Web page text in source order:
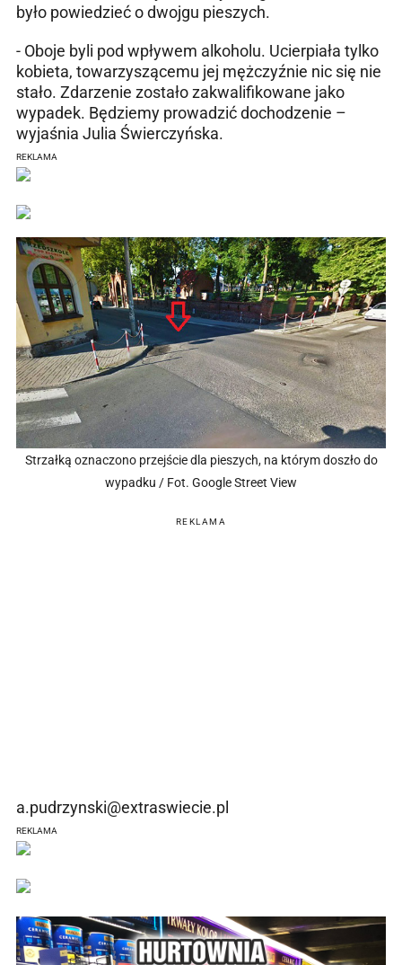
było powiedzieć o dwojgu pieszych.
- Oboje byli pod wpływem alkoholu. Ucierpiała tylko
kobieta, towarzyszącemu jej mężczyźnie nic się nie
stało. Zdarzenie zostało zakwalifikowane jako
wypadek. Będziemy prowadzić dochodzenie –
wyjaśnia Julia Świerczyńska.
REKLAMA
Strzałką oznaczono przejście dla pieszych, na którym doszło do
wypadku / Fot. Google Street View
REKLAMA
a.pudrzynski@extraswiecie.pl
REKLAMA